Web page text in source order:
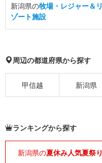
新潟県の牧場・レジャー＆リ
ゾート施設
周辺の都道府県から探す
甲信越 新潟県
ランキングから探す
新潟県の夏休み人気夏祭り